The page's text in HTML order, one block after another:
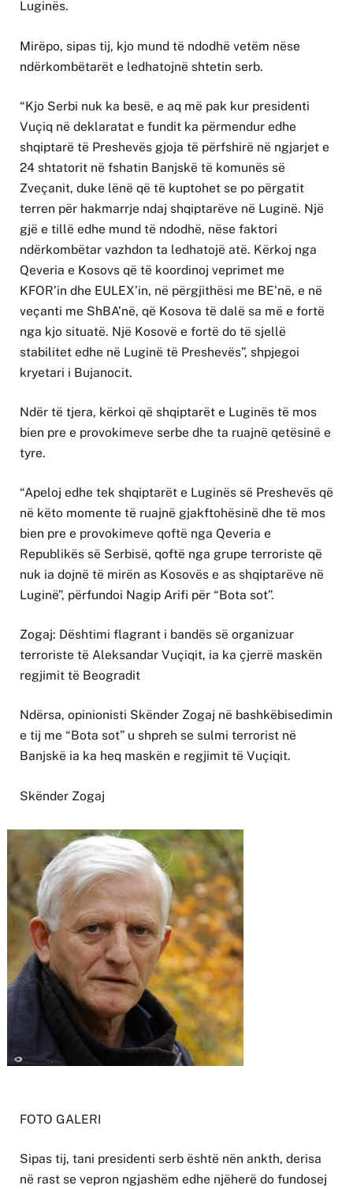
Luginës.
Mirëpo, sipas tij, kjo mund të ndodhë vetëm nëse
ndërkombëtarët e ledhatojnë shtetin serb.
“Kjo Serbi nuk ka besë, e aq më pak kur presidenti
Vuçiq në deklaratat e fundit ka përmendur edhe
shqiptarë të Preshevës gjoja të përfshirë në ngjarjet e
24 shtatorit në fshatin Banjskë të komunës së
Zveçanit, duke lënë që të kuptohet se po përgatit
terren për hakmarrje ndaj shqiptarëve në Luginë. Një
gjë e tillë edhe mund të ndodhë, nëse faktori
ndërkombëtar vazhdon ta ledhatojë atë. Kërkoj nga
Qeveria e Kosovs që të koordinoj veprimet me
KFOR’in dhe EULEX’in, në përgjithësi me BE’në, e në
veçanti me ShBA’në, që Kosova të dalë sa më e fortë
nga kjo situatë. Një Kosovë e fortë do të sjellë
stabilitet edhe në Luginë të Preshevës”, shpjegoi
kryetari i Bujanocit.
Ndër të tjera, kërkoi që shqiptarët e Luginës të mos
bien pre e provokimeve serbe dhe ta ruajnë qetësinë e
tyre.
“Apeloj edhe tek shqiptarët e Luginës së Preshevës që
në këto momente të ruajnë gjakftohësinë dhe të mos
bien pre e provokimeve qoftë nga Qeveria e
Republikës së Serbisë, qoftë nga grupe terroriste që
nuk ia dojnë të mirën as Kosovës e as shqiptarëve në
Luginë”, përfundoi Nagip Arifi për “Bota sot”.
Zogaj: Dështimi flagrant i bandës së organizuar
terroriste të Aleksandar Vuçiqit, ia ka çjerrë maskën
regjimit të Beogradit
Ndërsa, opinionisti Skënder Zogaj në bashkëbisedimin
e tij me “Bota sot” u shpreh se sulmi terrorist në
Banjskë ia ka heq maskën e regjimit të Vuçiqit.
Skënder Zogaj
FOTO GALERI
Sipas tij, tani presidenti serb është nën ankth, derisa
në rast se vepron ngjashëm edhe njëherë do fundosej